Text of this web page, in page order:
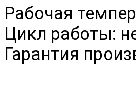
Рабочая
Цикл работы:
Гарантия